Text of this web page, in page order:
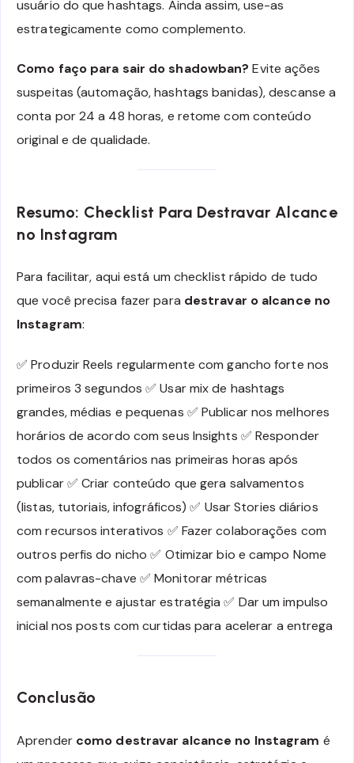
usuário do que hashtags. Ainda assim, use-as
estrategicamente como complemento.
Como faço para sair do shadowban? Evite ações
suspeitas (automação, hashtags banidas), descanse a
conta por 24 a 48 horas, e retome com conteúdo
original e de qualidade.
Resumo: Checklist Para Destravar Alcance
no Instagram
Para facilitar, aqui está um checklist rápido de tudo
que você precisa fazer para destravar o alcance no
Instagram:
✅ Produzir Reels regularmente com gancho forte nos
primeiros 3 segundos ✅ Usar mix de hashtags
grandes, médias e pequenas ✅ Publicar nos melhores
horários de acordo com seus Insights ✅ Responder
todos os comentários nas primeiras horas após
publicar ✅ Criar conteúdo que gera salvamentos
(listas, tutoriais, infográficos) ✅ Usar Stories diários
com recursos interativos ✅ Fazer colaborações com
outros perfis do nicho ✅ Otimizar bio e campo Nome
com palavras-chave ✅ Monitorar métricas
semanalmente e ajustar estratégia ✅ Dar um impulso
inicial nos posts com curtidas para acelerar a entrega
Conclusão
Aprender como destravar alcance no Instagram é